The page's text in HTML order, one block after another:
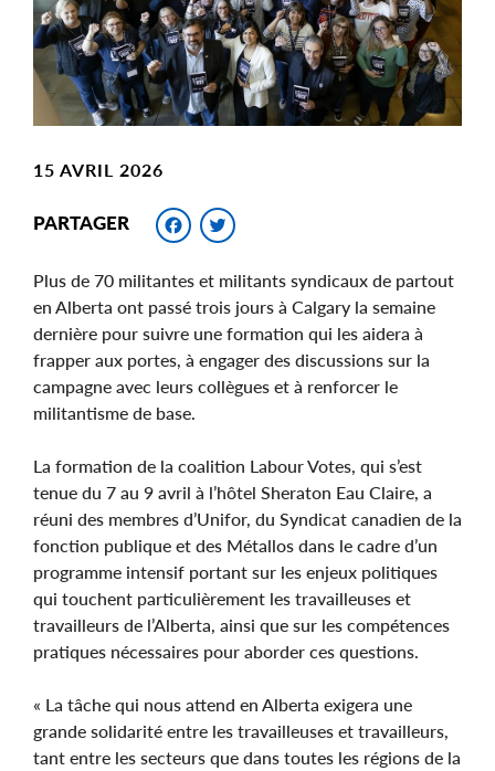
15 AVRIL 2026
PARTAGER Facebook
Plus de 70 militantes et militants syndicaux de partout
en Alberta ont passé trois jours à Calgary la semaine
dernière pour suivre une formation qui les aidera à
frapper aux portes, à engager des discussions sur la
campagne avec leurs collègues et à renforcer le
militantisme de base.
La formation de la coalition Labour Votes, qui s’est
tenue du 7 au 9 avril à l’hôtel Sheraton Eau Claire, a
réuni des membres d’Unifor, du Syndicat canadien de la
fonction publique et des Métallos dans le cadre d’un
programme intensif portant sur les enjeux politiques
qui touchent particulièrement les travailleuses et
travailleurs de l’Alberta, ainsi que sur les compétences
pratiques nécessaires pour aborder ces questions.
« La tâche qui nous attend en Alberta exigera une
grande solidarité entre les travailleuses et travailleurs,
tant entre les secteurs que dans toutes les régions de la